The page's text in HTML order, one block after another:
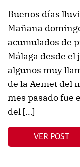
Buenos días
Mañana
acumulados de
Málaga desde el
algunos muy
de la Aemet del
mes pasado fue
del […]
VER POST